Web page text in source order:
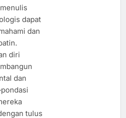
dapat
dan
diri
dan
tulus